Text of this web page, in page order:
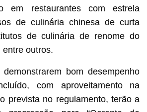
em restaurantes com estrela
de culinária chinesa de curta
de culinária de renome do
entre outros.
bom desempenho
com aproveitamento na
prevista no regulamento, terão a